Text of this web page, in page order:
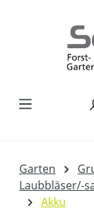
Garten
Laubbläser/-
Akku